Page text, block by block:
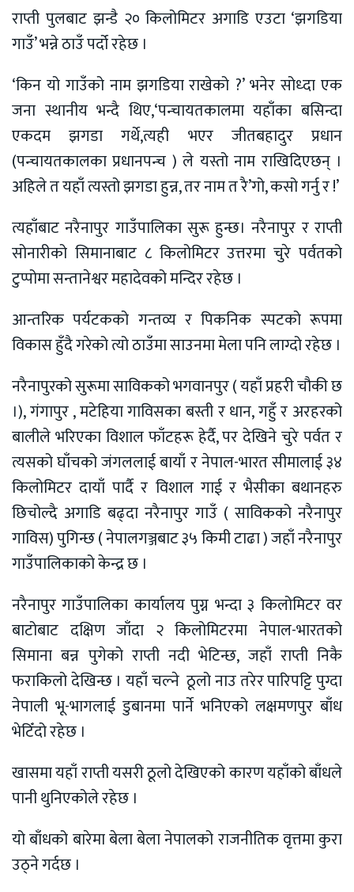
राप्ती पुलबाट झन्डै २० किलोमिटर अगाडि एउटा ‘झगडिया
गाउँ’ भन्ने ठाउँ पर्दो रहेछ ।
‘किन यो गाउँको नाम झगडिया राखेको ?’ भनेर सोध्दा एक
जना स्थानीय भन्दै थिए,‘पन्चायतकालमा यहाँका बसिन्दा
एकदम झगडा गर्थे,त्यही भएर जीतबहादुर प्रधान
(पन्चायतकालका प्रधानपन्च ) ले यस्तो नाम राखिदिएछन् ।
अहिले त यहाँ त्यस्तो झगडा हुन्न, तर नाम त रै’गो, कसो गर्नु र !’
त्यहाँबाट नरैनापुर गाउँपालिका सुरू हुन्छ। नरैनापुर र राप्ती
सोनारीको सिमानाबाट ८ किलोमिटर उत्तरमा चुरे पर्वतको
टुप्पोमा सन्तानेश्वर महादेवको मन्दिर रहेछ ।
आन्तरिक पर्यटकको गन्तव्य र पिकनिक स्पटको रूपमा
विकास हुँदै गरेको त्यो ठाउँमा साउनमा मेला पनि लाग्दो रहेछ ।
नरैनापुरको सुरूमा साविकको भगवानपुर ( यहाँ प्रहरी चौकी छ
।), गंगापुर , मटेहिया गाविसका बस्ती र धान, गहुँ र अरहरको
बालीले भरिएका विशाल फाँटहरू हेर्दै, पर देखिने चुरे पर्वत र
त्यसको घाँचको जंगललाई बायाँ र नेपाल-भारत सीमालाई ३४
किलोमिटर दायाँ पार्दै र विशाल गाई र भैसीका बथानहरु
छिचोल्दै अगाडि बढ्दा नरैनापुर गाउँ ( साविकको नरैनापुर
गाविस) पुगिन्छ ( नेपालगञ्जबाट ३५ किमी टाढा ) जहाँ नरैनापुर
गाउँपालिकाको केन्द्र छ ।
नरैनापुर गाउँपालिका कार्यालय पुग्न भन्दा ३ किलोमिटर वर
बाटोबाट दक्षिण जाँदा २ किलोमिटरमा नेपाल-भारतको
सिमाना बन्न पुगेको राप्ती नदी भेटिन्छ, जहाँ राप्ती निकै
फराकिलो देखिन्छ । यहाँ चल्ने ठूलो नाउ तरेर पारिपट्टि पुग्दा
नेपाली भू-भागलाई डुबानमा पार्ने भनिएको लक्षमणपुर बाँध
भेटिँदो रहेछ ।
खासमा यहाँ राप्ती यसरी ठूलो देखिएको कारण यहाँको बाँधले
पानी थुनिएकोले रहेछ ।
यो बाँधको बारेमा बेला बेला नेपालको राजनीतिक वृत्तमा कुरा
उठ्ने गर्दछ ।